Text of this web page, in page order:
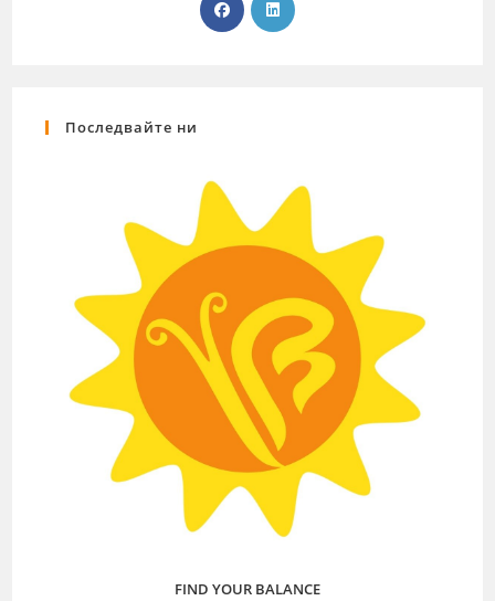
Последвайте ни
FIND YOUR BALANCE